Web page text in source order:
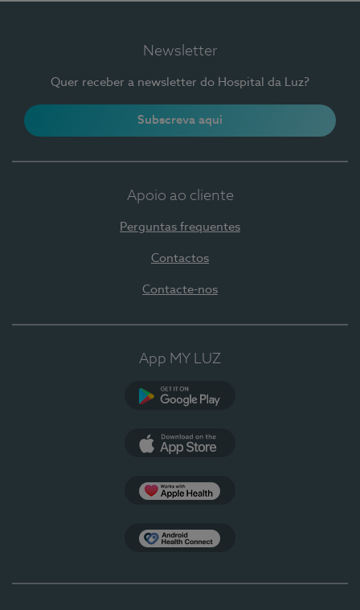
Newsletter
Quer receber a newsletter do Hospital da Luz?
Subscreva aqui
Apoio ao cliente
Perguntas frequentes
Contactos
Contacte-nos
App MY LUZ